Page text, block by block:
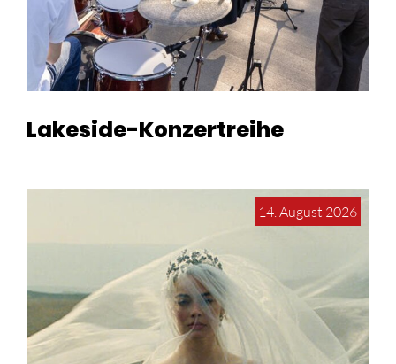
Lakeside-Konzertreihe
14. August 2026